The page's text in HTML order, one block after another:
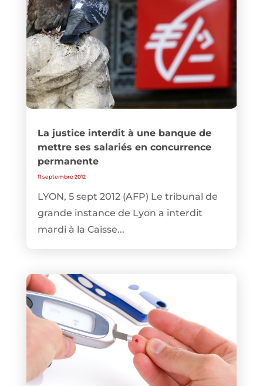
La justice interdit à une banque de
mettre ses salariés en concurrence
permanente
11 septembre 2012
LYON, 5 sept 2012 (AFP) Le tribunal de
grande instance de Lyon a interdit
mardi à la Caisse...